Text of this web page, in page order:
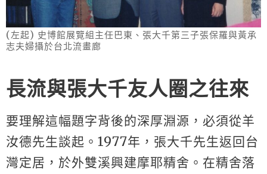
(左起) 史博館展覽組主任巴東、張大千第三子張保羅與黃承
志夫婦攝於台北流畫廊
長流與張大千友人圈之往來
要理解這幅題字背後的深厚淵源，必須從羊
汝德先生談起。1977年，張大千先生返回台
灣定居，於外雙溪興建摩耶精舍。在精舍落